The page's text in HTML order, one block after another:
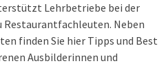
Lehrbetriebe bei der
Neben
finden Sie hier Tipps und Best
Ausbilderinnen und